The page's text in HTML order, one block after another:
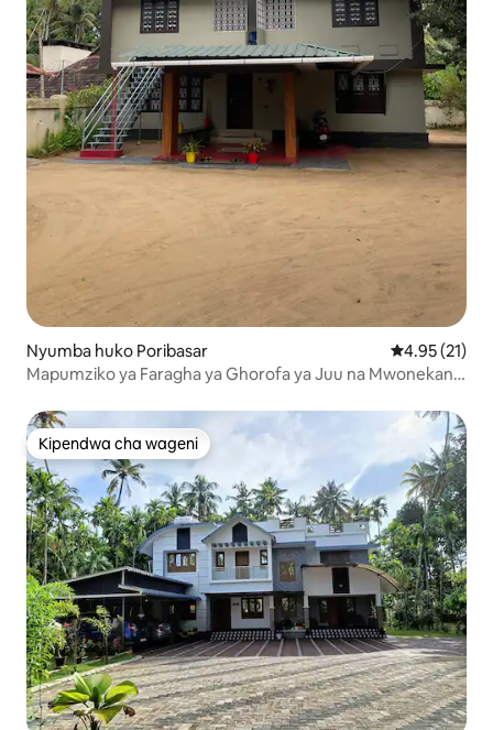
Nyumba huko Poribasar Ukadiriaji wa
4.95 (21)
Mapumziko ya Faragha ya Ghorofa ya Juu na Mwonekano
Kipendwa cha wageni
Kipendwa cha wageni